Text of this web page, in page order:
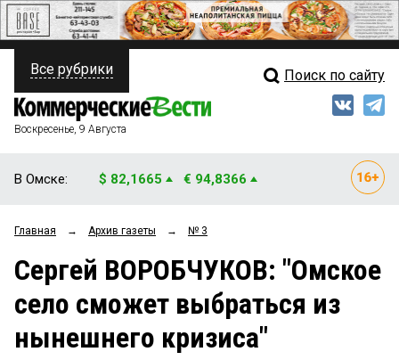
ПОЛИТИКА
ФИНАНСЫ
ОБЩЕСТВО
ЗАКОН
Свежий выпуск
Рейтинги
Блоги
Архив
Все рубрики Поиск по сайту
Воскресенье, 9 Августа
В Омске: $ 82,1665 € 94,8366
Главная → Архив газеты → № 3
Сергей ВОРОБЧУКОВ: "Омское
село сможет выбраться из
нынешнего кризиса"